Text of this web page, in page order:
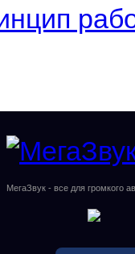
МегаЗвук - все для громкого